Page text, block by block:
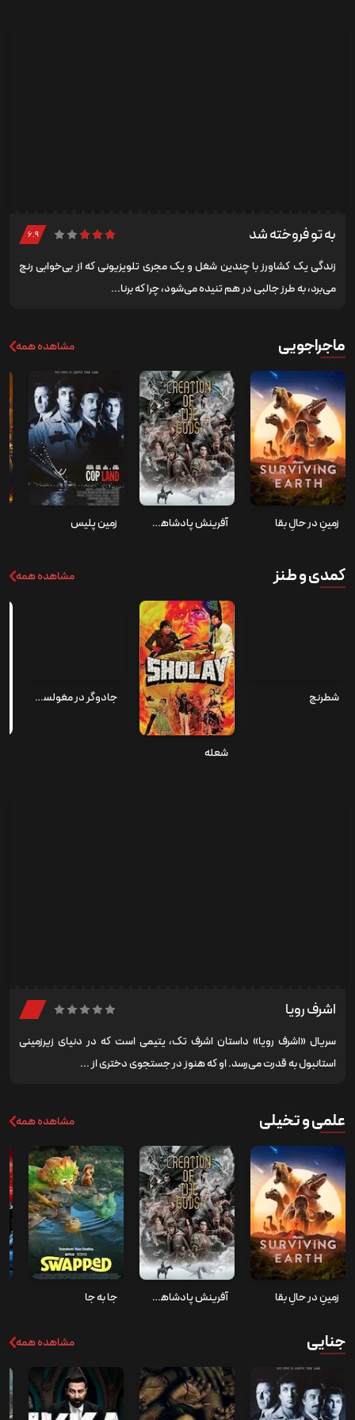
به تو فروخته شد ۶.۹
زندگی یک کشاورز با چندین شغل و یک مجری تلویزیونی که از بی‌خوابی رنج
می‌برد، به طرز جالبی در هم تنیده می‌شود، چرا که برنا...
ماجراجویی مشاهده همه
زمینِ در حالِ بقا آفرینش پادشاهی خدایان طوفان‌ها زمین پلیس
کمدی و طنز مشاهده همه
شطرنج
شعله
جادوگر در مغولستان
اشرف رویا
سریال «اشرف رویا» داستان اشرف تک، یتیمی است که در دنیای زیرزمینی
استانبول به قدرت می‌رسد. او که هنوز در جستجوی دختری از ...
علمی و تخیلی مشاهده همه
زمینِ در حالِ بقا آفرینش پادشاهی خدایان طوفان‌ها جا به جا
جنایی مشاهده همه